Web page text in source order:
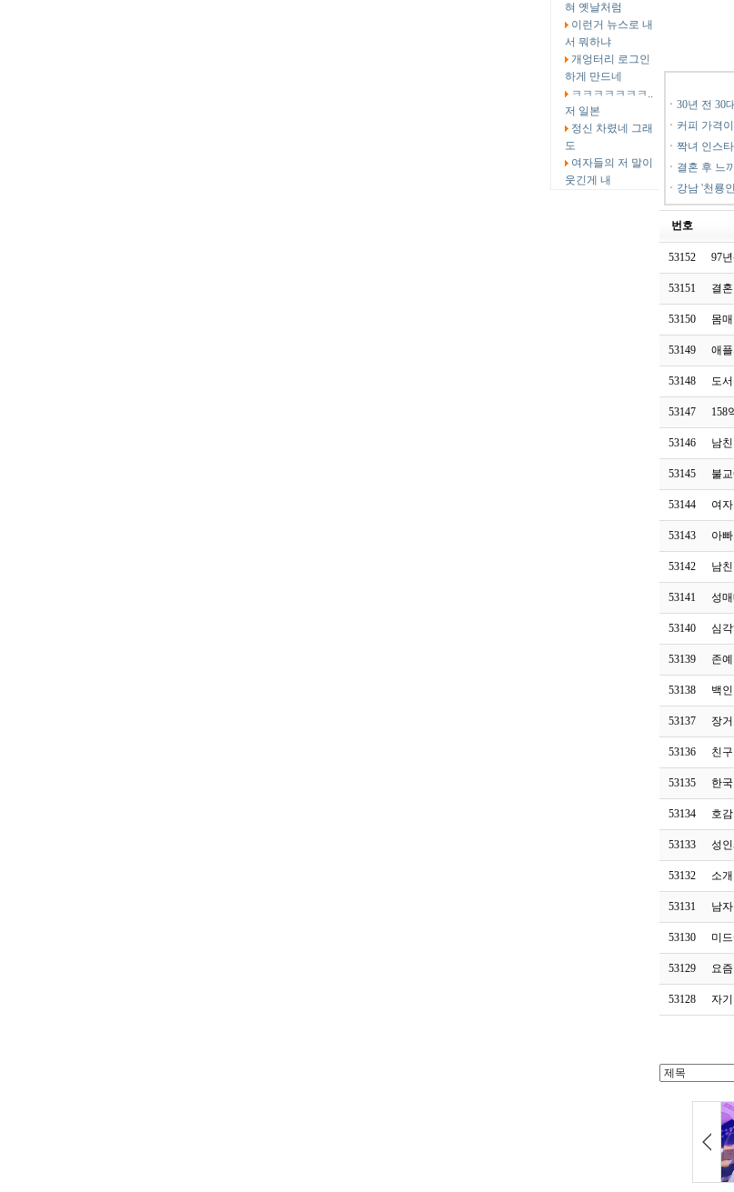
혀 옛날처럼
이런거 뉴스로 내
서 뭐하냐
개엉터리 로그인
하게 만드네
ㅋㅋㅋㅋㅋㅋㅋ..
저 일본
정신 차렸네 그래
도
여자들의 저 말이
웃긴게 내
ㆍ 30년 전 30
ㆍ 커피 가격
ㆍ 짝녀 인스
ㆍ 결혼 후 느
ㆍ 강남 '천룡
번호
53152 97
53151 결
53150 몸
53149 애
53148 도
53147 158
53146 남
53145 불
53144 여
53143 아
53142 남
53141 성
53140 심
53139 존
53138 백
53137 장
53136 친
53135 한
53134 호
53133 성
53132 소
53131 남
53130 미
53129 요
53128 자